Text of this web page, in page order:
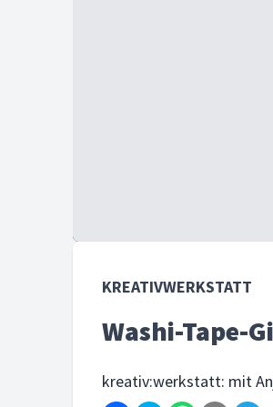
KREATIVWERKSTATT
Washi-Tape-
kreativ:werkstatt: mit